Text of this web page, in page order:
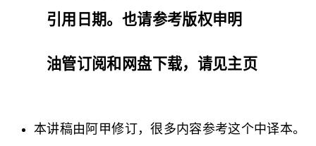
引用日期。也请参考版权申明
油管订阅和网盘下载，请见主页
本讲稿由阿甲修订，很多内容参考这个中译本。